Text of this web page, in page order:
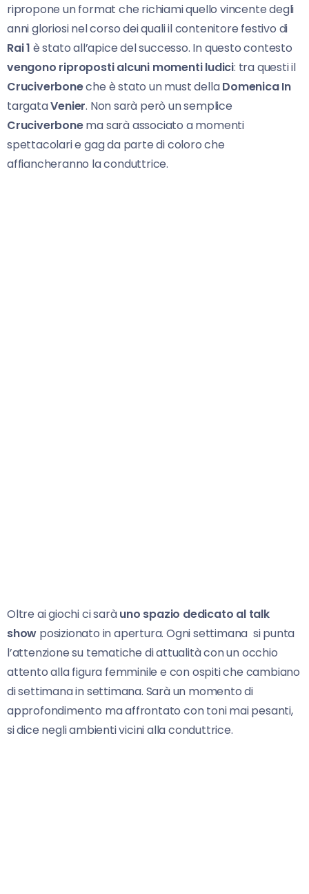
ripropone un format che richiami quello vincente degli
anni gloriosi nel corso dei quali il contenitore festivo di
Rai 1 è stato all’apice del successo. In questo contesto
vengono riproposti alcuni momenti ludici: tra questi il
Cruciverboneche è stato un must dellaDomenica In
targataVenier. Non sarà però un semplice
Cruciverbonema sarà associato a momenti
spettacolari e gag da parte di coloro che
affiancheranno la conduttrice.
Oltre ai giochi ci saràuno spazio dedicato al talk
show posizionato in apertura. Ogni settimana si punta
l’attenzione su tematiche di attualità con un occhio
attento alla figura femminile e con ospiti che cambiano
di settimana in settimana. Sarà un momento di
approfondimento ma affrontato con toni mai pesanti,
si dice negli ambienti vicini alla conduttrice.